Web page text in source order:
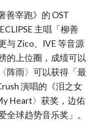
善宰跑》的 OST
主唱「柳善
与 Zico、IVE 等音源
的上位圈，成绩可以
阵雨〉可以获得「最
演唱的《泪之女
Heart〉获奖，边佑
全球趋势音乐奖」。